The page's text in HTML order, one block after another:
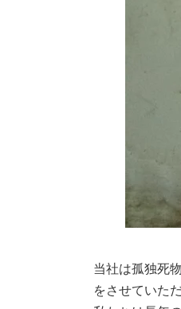
当社は孤独死
をさせていた